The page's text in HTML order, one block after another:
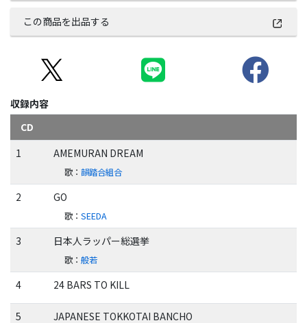
この商品を出品する
収録内容
CD
1
AMEMURAN DREAM
歌： 韻踏合組合
2 GO
歌： SEEDA
3 日本人ラッパー総選挙
歌： 般若
4 24 BARS TO KILL
5 JAPANESE TOKKOTAI BANCHO